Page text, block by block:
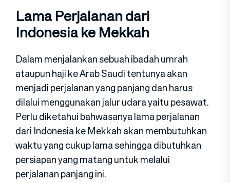
Lama Perjalanan dari
Indonesia ke Mekkah
Dalam menjalankan sebuah ibadah umrah
ataupun haji ke Arab Saudi tentunya akan
menjadi perjalanan yang panjang dan harus
dilalui menggunakan jalur udara yaitu pesawat.
Perlu diketahui bahwasanya lama perjalanan
dari Indonesia ke Mekkah akan membutuhkan
waktu yang cukup lama sehingga dibutuhkan
persiapan yang matang untuk melalui
perjalanan panjang ini.